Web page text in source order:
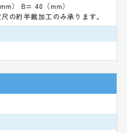
） B= 40（mm）
の約半裁加工のみ承ります。